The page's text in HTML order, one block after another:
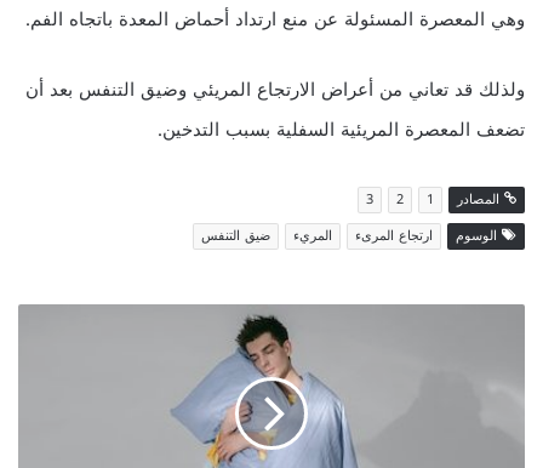
وهي المعصرة المسئولة عن منع ارتداد أحماض المعدة باتجاه الفم.
ولذلك قد تعاني من أعراض الارتجاع المريئي وضيق التنفس بعد أن
تضعف المعصرة المريئية السفلية بسبب التدخين.
المصادر 1
2
3
الوسوم
ارتجاع المرىء المريء ضيق التنفس
بديل
مصر